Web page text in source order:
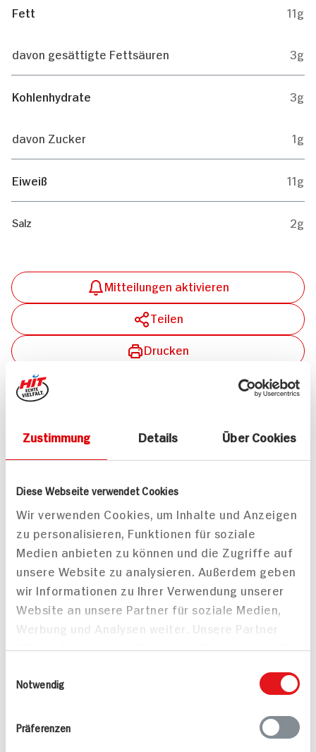
Zustimmung Details Über Cookies
Diese Webseite verwendet Cookies
Wir verwenden Cookies, um Inhalte und Anzeigen
zu personalisieren, Funktionen für soziale
Medien anbieten zu können und die Zugriffe auf
unsere Website zu analysieren. Außerdem geben
wir Informationen zu Ihrer Verwendung unserer
Website an unsere Partner für soziale Medien,
Werbung und Analysen weiter. Unsere Partner
führen diese Informationen möglicherweise mit
bereitgestellt haben oder die sie im Rahmen
Notwendig
Präferenzen
Fett 11g
davon gesättigte Fettsäuren 3g
Kohlenhydrate 3g
davon Zucker 1g
Eiweiß 11g
Salz 2g
Mitteilungen aktivieren
Teilen
Drucken
Passende Artikel zum Rezept Mehr
BIO Koriander gemahlen
33g
33g Dose
4.29
Bio Wagner Koriander
ganz
ZUM
AKTUELLEN
TAGES-
PREIS
Mehr